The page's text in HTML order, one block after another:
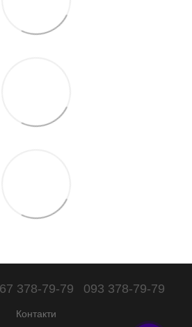
378-79-79 093 378-79-79
Контакти